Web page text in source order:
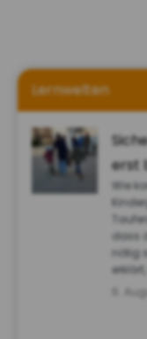
Lernwelten
erst
Wie
dass
nötig
6.